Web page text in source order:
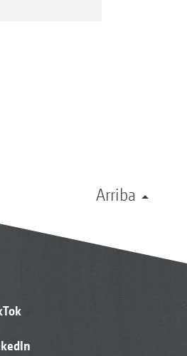
Arriba